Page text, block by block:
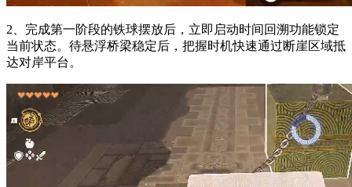
2、完成第一阶段的铁球摆放后，立即启动时间回溯功能锁定
当前状态。待悬浮桥梁稳定后，把握时机快速通过断崖区域抵
达对岸平台。